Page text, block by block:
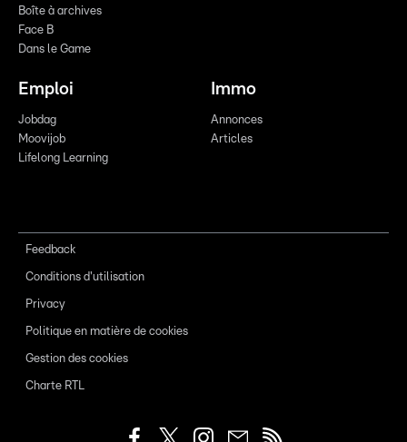
Boîte à archives
Face B
Dans le Game
Emploi
Jobdag
Moovijob
Lifelong Learning
Immo
Annonces
Articles
Feedback
Conditions d'utilisation
Privacy
Politique en matière de cookies
Gestion des cookies
Charte RTL